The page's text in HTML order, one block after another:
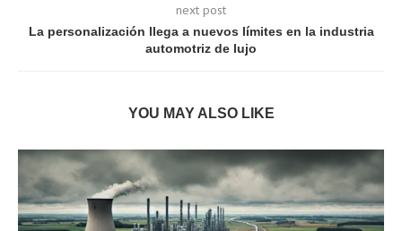
next post
La personalización llega a nuevos límites en la industria
automotriz de lujo
YOU MAY ALSO LIKE